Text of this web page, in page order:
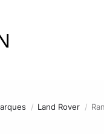
Land Rover